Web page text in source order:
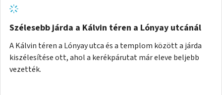
Szélesebb járda a Kálvin téren a Lónyay utcánál
A Kálvin téren a Lónyay utca és a templom között a járda
kiszélesítése ott, ahol a kerékpárutat már eleve beljebb
vezették.